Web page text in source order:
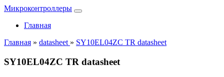
Микроконтроллеры
Главная
Главная » datasheet » SY10EL04ZC TR datasheet
SY10EL04ZC TR datasheet